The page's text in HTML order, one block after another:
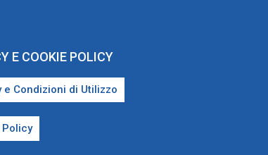
E COOKIE POLICY
e Condizioni di Utilizzo
Policy